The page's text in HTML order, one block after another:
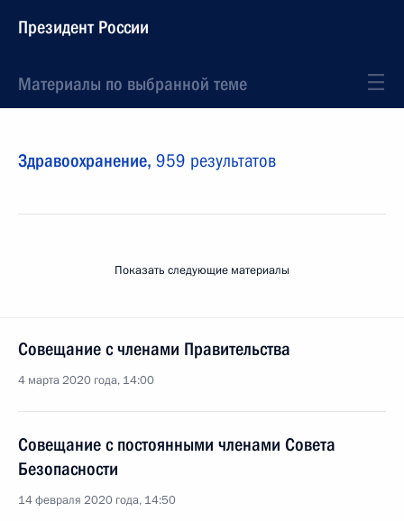
Президент России
Материалы по выбранной теме
Здравоохранение, 959 результатов
Показать следующие материалы
Совещание с членами Правительства
4 марта 2020 года, 14:00
Совещание с постоянными членами Совета
Безопасности
14 февраля 2020 года, 14:50